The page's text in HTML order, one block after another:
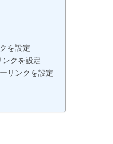
を設定
ンクを設定
リンクを設定